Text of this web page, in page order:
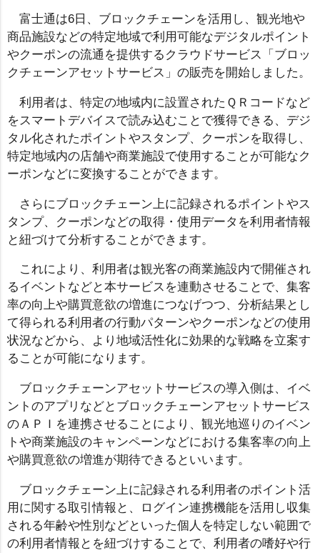
富士通は6日、ブロックチェーンを活用し、観光地や
商品施設などの特定地域で利用可能なデジタルポイント
やクーポンの流通を提供するクラウドサービス「ブロッ
クチェーンアセットサービス」の販売を開始しました。
利用者は、特定の地域内に設置されたＱＲコードなど
をスマートデバイスで読み込むことで獲得できる、デジ
タル化されたポイントやスタンプ、クーポンを取得し、
特定地域内の店舗や商業施設で使用することが可能なク
ーポンなどに変換することができます。
さらにブロックチェーン上に記録されるポイントやス
タンプ、クーポンなどの取得・使用データを利用者情報
と紐づけて分析することができます。
これにより、利用者は観光客の商業施設内で開催され
るイベントなどと本サービスを連動させることで、集客
率の向上や購買意欲の増進につなげつつ、分析結果とし
て得られる利用者の行動パターンやクーポンなどの使用
状況などから、より地域活性化に効果的な戦略を立案す
ることが可能になります。
ブロックチェーンアセットサービスの導入側は、イベ
ントのアプリなどとブロックチェーンアセットサービス
のＡＰＩを連携させることにより、観光地巡りのイベン
トや商業施設のキャンペーンなどにおける集客率の向上
や購買意欲の増進が期待できるといいます。
ブロックチェーン上に記録される利用者のポイント活
用に関する取引情報と、ログイン連携機能を活用し収集
される年齢や性別などといった個人を特定しない範囲で
の利用者情報とを紐づけすることで、利用者の嗜好や行